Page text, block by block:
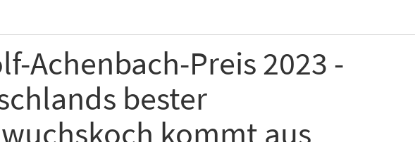
Achenbach-Preis 2023 -
bester
kommt aus
folgende Newsletter erhalten
Newsletter (gegen 8.30 Uhr)